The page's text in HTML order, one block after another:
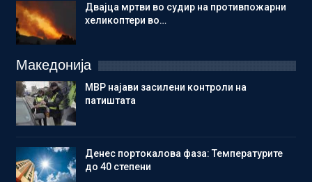
Двајца мртви во судир на противпожарни
хеликоптери во…
Македонија
МВР најави засилени контроли на
патиштата
Денес портокалова фаза: Температурите
до 40 степени